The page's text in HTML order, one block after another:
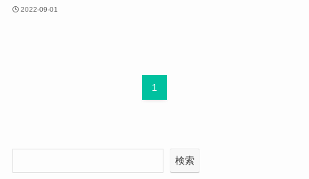
2022-09-01
1
検索